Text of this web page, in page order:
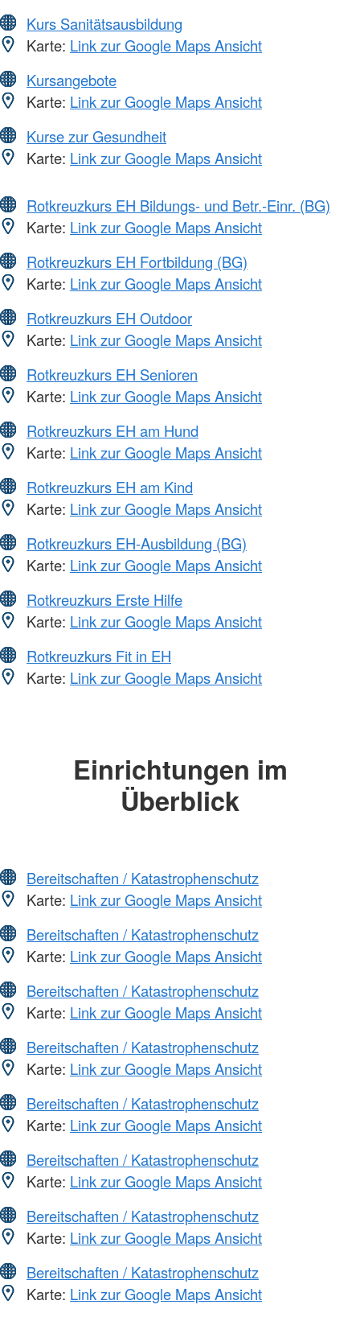
Kurs Sanitätsausbildung
Karte: Link zur Google Maps Ansicht
Kursangebote
Karte: Link zur Google Maps Ansicht
Kurse zur Gesundheit
Karte: Link zur Google Maps Ansicht
Rotkreuzkurs EH Bildungs- und Betr.-Einr. (BG)
Karte: Link zur Google Maps Ansicht
Rotkreuzkurs EH Fortbildung (BG)
Karte: Link zur Google Maps Ansicht
Rotkreuzkurs EH Outdoor
Karte: Link zur Google Maps Ansicht
Rotkreuzkurs EH Senioren
Karte: Link zur Google Maps Ansicht
Rotkreuzkurs EH am Hund
Karte: Link zur Google Maps Ansicht
Rotkreuzkurs EH am Kind
Karte: Link zur Google Maps Ansicht
Rotkreuzkurs EH-Ausbildung (BG)
Karte: Link zur Google Maps Ansicht
Rotkreuzkurs Erste Hilfe
Karte: Link zur Google Maps Ansicht
Rotkreuzkurs Fit in EH
Karte: Link zur Google Maps Ansicht
Einrichtungen im
Überblick
Bereitschaften / Katastrophenschutz
Karte: Link zur Google Maps Ansicht
Bereitschaften / Katastrophenschutz
Karte: Link zur Google Maps Ansicht
Bereitschaften / Katastrophenschutz
Karte: Link zur Google Maps Ansicht
Bereitschaften / Katastrophenschutz
Karte: Link zur Google Maps Ansicht
Bereitschaften / Katastrophenschutz
Karte: Link zur Google Maps Ansicht
Bereitschaften / Katastrophenschutz
Karte: Link zur Google Maps Ansicht
Bereitschaften / Katastrophenschutz
Karte: Link zur Google Maps Ansicht
Bereitschaften / Katastrophenschutz
Karte: Link zur Google Maps Ansicht